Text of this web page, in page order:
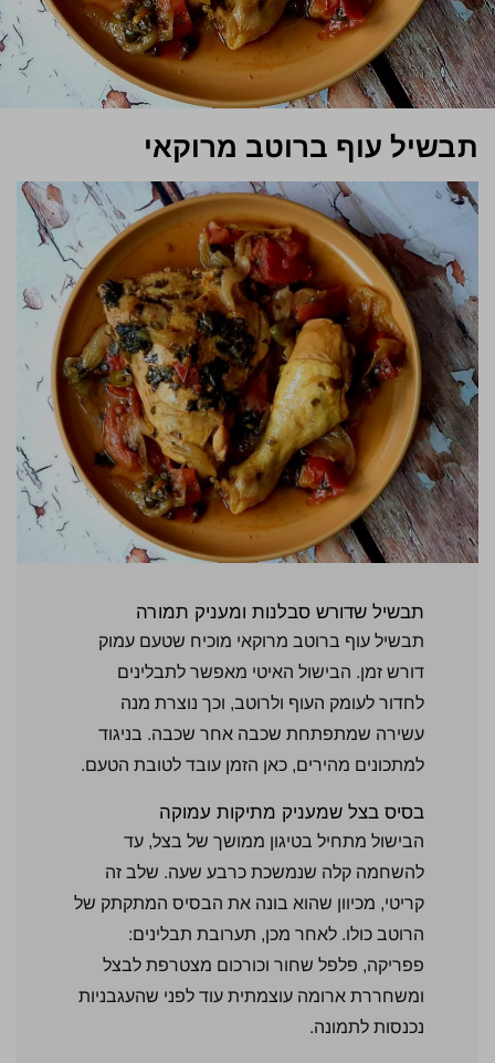
תבשיל עוף ברוטב מרוקאי
תבשיל שדורש סבלנות ומעניק תמורה
תבשיל עוף ברוטב מרוקאי מוכיח שטעם עמוק
דורש זמן. הבישול האיטי מאפשר לתבלינים
לחדור לעומק העוף ולרוטב, וכך נוצרת מנה
עשירה שמתפתחת שכבה אחר שכבה. בניגוד
למתכונים מהירים, כאן הזמן עובד לטובת הטעם.
בסיס בצל שמעניק מתיקות עמוקה
הבישול מתחיל בטיגון ממושך של בצל, עד
להשחמה קלה שנמשכת כרבע שעה. שלב זה
קריטי, מכיוון שהוא בונה את הבסיס המתקתק של
הרוטב כולו. לאחר מכן, תערובת תבלינים:
פפריקה, פלפל שחור וכורכום מצטרפת לבצל
ומשחררת ארומה עוצמתית עוד לפני שהעגבניות
נכנסות לתמונה.